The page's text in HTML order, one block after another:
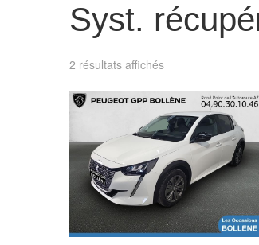
Syst.
2 résultats affichés